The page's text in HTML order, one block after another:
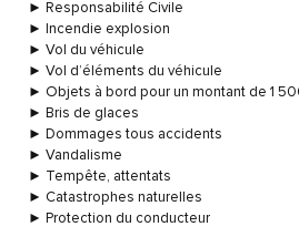
► Responsabilité Civile
► Incendie explosion
► Vol du véhicule
► Vol d’éléments du véhicule
► Objets à bord pour un montant de 1
► Bris de glaces
► Dommages tous accidents
► Vandalisme
► Tempête, attentats
► Catastrophes naturelles
► Protection du conducteur